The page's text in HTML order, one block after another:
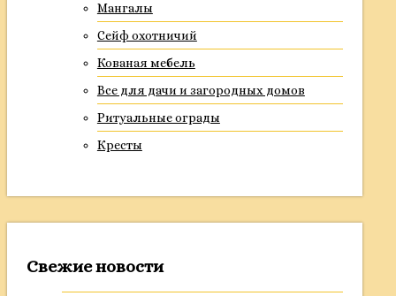
Мангалы
Сейф охотничий
Кованая мебель
Все для дачи и загородных домов
Ритуальные ограды
Кресты
Свежие новости